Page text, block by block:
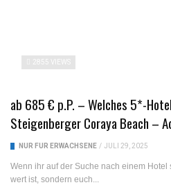
2855 VIEWS
ab 685 € p.P. – Welches 5*-
Steigenberger Coraya Beach –
NUR FÜR ERWACHSENE / JULI 29, 2025
Wenn ihr auf der Suche nach einem
wert ist, sondern euch...